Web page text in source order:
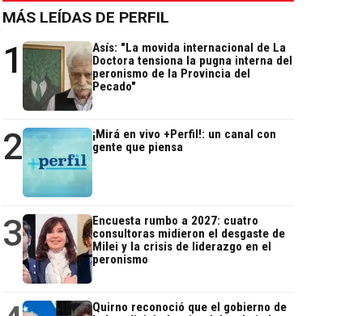
MÁS LEÍDAS DE PERFIL
1
Asís: "La movida internacional de La
Doctora tensiona la pugna interna del
peronismo de la Provincia del
Pecado"
2
¡Mirá en vivo +Perfil!: un canal con
gente que piensa
3
Encuesta rumbo a 2027: cuatro
consultoras midieron el desgaste de
Milei y la crisis de liderazgo en el
peronismo
Quirno reconoció que el gobierno de